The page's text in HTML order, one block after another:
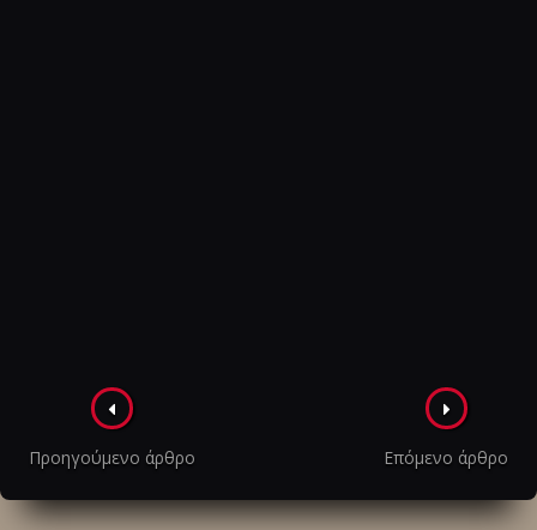
Πλοήγηση
στα
άρθρα
Προηγούμενο άρθρο Επόμενο άρθρο